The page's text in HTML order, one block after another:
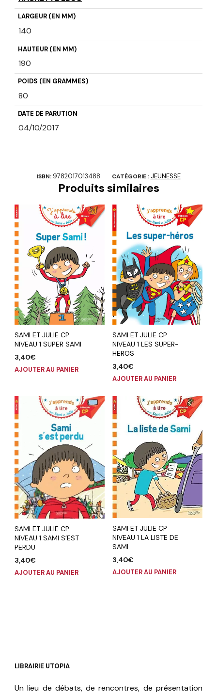
LARGEUR (EN MM)
140
HAUTEUR (EN MM)
190
POIDS (EN GRAMMES)
80
DATE DE PARUTION
04/10/2017
ISBN: 9782017013488 CATÉGORIE : JEUNESSE
Produits similaires
SAMI ET JULIE CP
NIVEAU 1 SUPER SAMI
3,40€
AJOUTER AU PANIER
SAMI ET JULIE CP
NIVEAU 1 LES SUPER-
HEROS
3,40€
AJOUTER AU PANIER
SAMI ET JULIE CP
NIVEAU 1 SAMI S’EST
PERDU
3,40€
AJOUTER AU PANIER
SAMI ET JULIE CP
NIVEAU 1 LA LISTE DE
SAMI
3,40€
AJOUTER AU PANIER
LIBRAIRIE UTOPIA
Un lieu de débats, de rencontres, de présentation